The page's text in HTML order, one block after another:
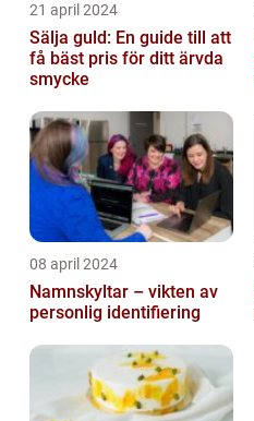
21 april 2024
Sälja guld: En guide till att
få bäst pris för ditt ärvda
smycke
08 april 2024
Namnskyltar – vikten av
personlig identifiering